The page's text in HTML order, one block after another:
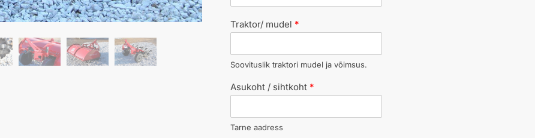
Traktor/ mudel *
Soovituslik traktori mudel ja võimsus.
Asukoht / sihtkoht *
Tarne aadress